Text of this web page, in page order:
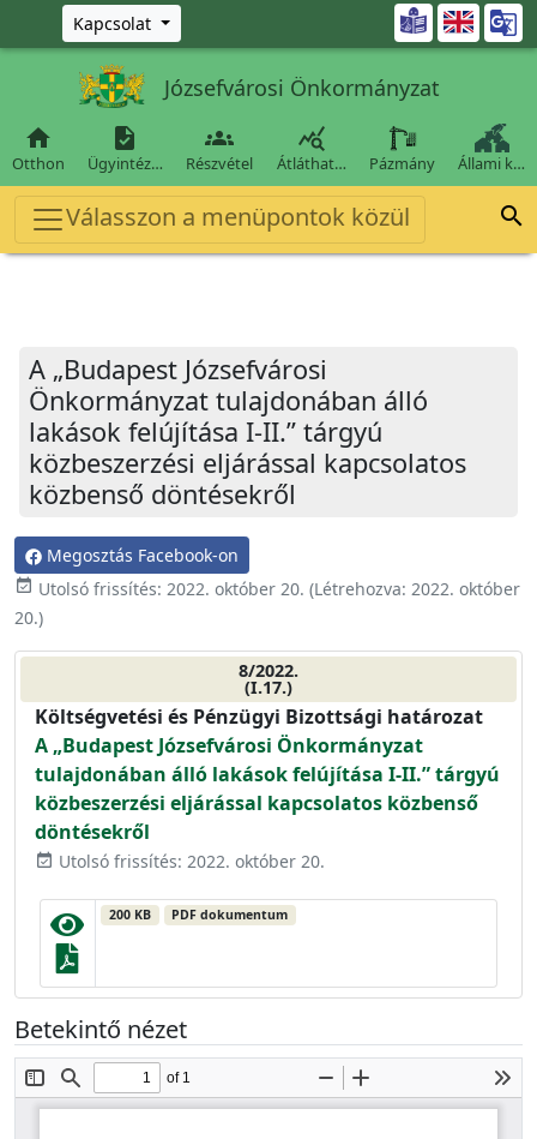
Ugrás a fő tartalomra
Kapcsolat 
Józsefvárosi Önkormányzat

Otthon

Ügyintéz…

Részvétel

Átláthat… Pázmány Állami k…
Válasszon a menüpontok közül 
A „Budapest Józsefvárosi
Önkormányzat tulajdonában álló
lakások felújítása I-II.” tárgyú
közbeszerzési eljárással kapcsolatos
közbenső döntésekről
Megosztás Facebook-on
event_available Utolsó frissítés: 2022. október 20. (Létrehozva: 2022. október
20.)
8/2022.
(I.17.)
Költségvetési és Pénzügyi Bizottsági határozat
A „Budapest Józsefvárosi Önkormányzat
tulajdonában álló lakások felújítása I-II.” tárgyú
közbeszerzési eljárással kapcsolatos közbenső
döntésekről
event_available Utolsó frissítés: 2022. október 20.
200 KB PDF dokumentum
Betekintő nézet